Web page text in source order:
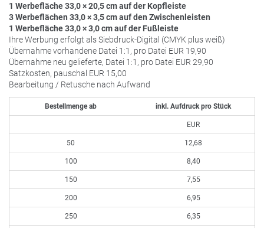
1 Werbefläche 33,0 × 20,5 cm auf der Kopfleiste
3 Werbeflächen 33,0 × 3,5 cm auf den Zwischenleisten
1 Werbefläche 33,0 × 3,0 cm auf der Fußleiste
Ihre Werbung erfolgt als Siebdruck-Digital (CMYK plus weiß)
Übernahme vorhandene Datei 1:1, pro Datei EUR 19,90
Übernahme neu gelieferte, Datei 1:1, pro Datei EUR 29,90
Satzkosten, pauschal EUR 15,00
Bearbeitung / Retusche nach Aufwand
Bestellmenge ab
50
100
150
200
250
inkl. Aufdruck pro Stück
EUR
12,68
8,40
7,55
6,95
6,35